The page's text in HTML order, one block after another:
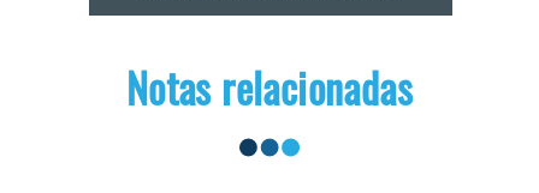
Notas relacionadas